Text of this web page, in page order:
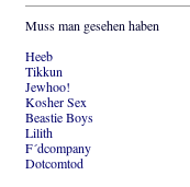
Muss man gesehen haben
Heeb
Tikkun
Jewhoo!
Kosher Sex
Beastie Boys
Lilith
F´dcompany
Dotcomtod